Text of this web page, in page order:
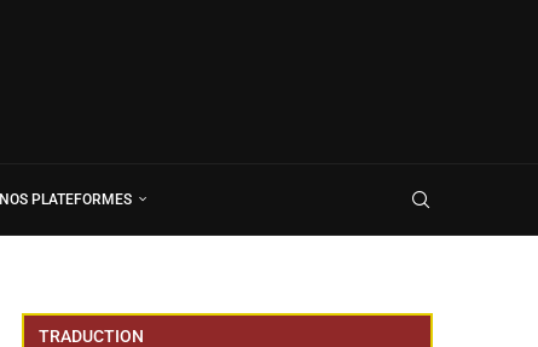
NOS PLATEFORMES
TRADUCTION